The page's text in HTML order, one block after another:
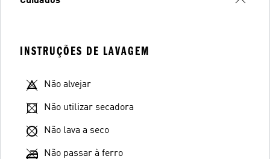
INSTRUÇÕES DE LAVAGEM
Não alvejar
Não utilizar secadora
Não lava a seco
Não passar à ferro